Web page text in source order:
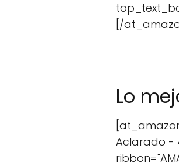
[/
Lo
Aclarado -